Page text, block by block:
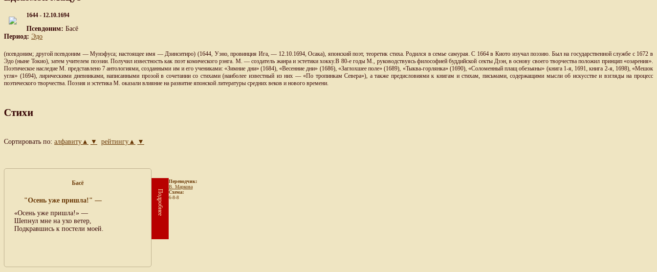
1644 - 12.10.1694
Псевдоним: Басё
Период: Эдо
(псевдоним; другой псевдоним — Мунэфуса; настоящее имя — Дзинситиро) (1644, Уэно, провинция Ига, — 12.10.1694, Осака), японский поэт, теоретик стиха. Родился в семье самурая. С 1664 в Киото изучал поэзию. Был на государственной службе с 1672 в
Эдо (ныне Токио), затем учителем поэзии. Получил известность как поэт комического рэнга. М. — создатель жанра и эстетики хокку.В 80-е годы М., руководствуясь философией буддийской секты Дзэн, в основу своего творчества положил принцип «озарения».
Поэтическое наследие М. представлено 7 антологиями, созданными им и его учениками: «Зимние дни» (1684), «Весенние дни» (1686), «Заглохшее поле» (1689), «Тыква-горлянка» (1690), «Соломенный плащ обезьяны» (книга 1-я, 1691, книга 2-я, 1698), «Мешок
угля» (1694), лирическими дневниками, написанными прозой в сочетании со стихами (наиболее известный из них — «По тропинкам Севера»), а также предисловиями к книгам и стихам, письмами, содержащими мысли об искусстве и взгляды на процесс
поэтического творчества. Поэзия и эстетика М. оказали влияние на развитие японской литературы средних веков и нового времени.
Стихи
Сортировать по: алфавиту▲ ▼ рейтингу▲ ▼
Басё
"Осень уже пришла!" —
«Осень уже пришла!» —
Шепнул мне на ухо ветер,
Подкравшись к постели моей.
Подробнее
Переводчик:
В. Маркова
Схема:
6-8-8